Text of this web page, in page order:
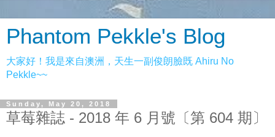
Phantom Pekkle's Blog
大家好！我是來自澳洲，天生一副俊朗臉既 Ahiru No
Pekkle~~
Sunday, May 20, 2018
草莓雜誌 - 2018 年 6 月號〔第 604 期〕